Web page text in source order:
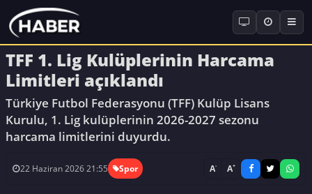
TFF 1. Lig Kulüplerinin Harcama
Limitleri açıklandı
Türkiye Futbol Federasyonu (TFF) Kulüp Lisans
Kurulu, 1. Lig kulüplerinin 2026-2027 sezonu
harcama limitlerini duyurdu.
22 Haziran 2026 21:55 Spor A- A+